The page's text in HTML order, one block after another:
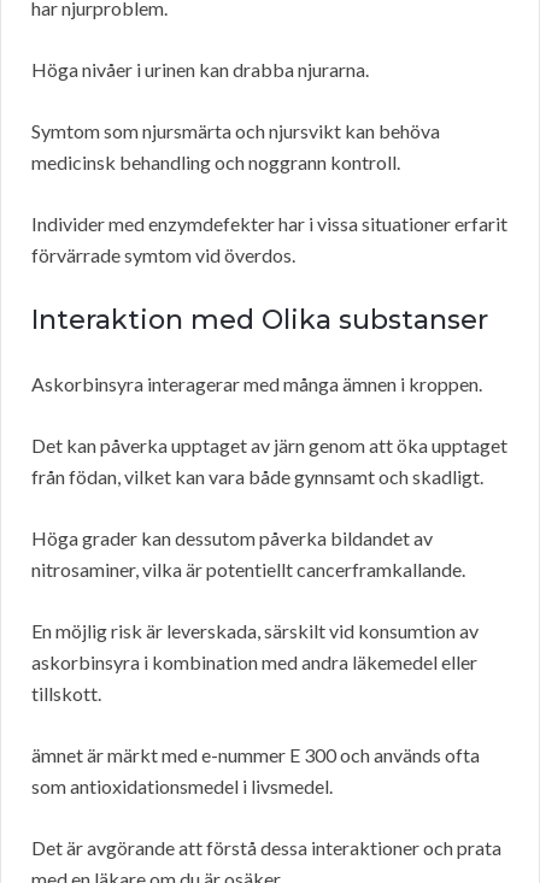
har njurproblem.
Höga nivåer i urinen kan drabba njurarna.
Symtom som njursmärta och njursvikt kan behöva
medicinsk behandling och noggrann kontroll.
Individer med enzymdefekter har i vissa situationer erfarit
förvärrade symtom vid överdos.
Interaktion med Olika substanser
Askorbinsyra interagerar med många ämnen i kroppen.
Det kan påverka upptaget av järn genom att öka upptaget
från födan, vilket kan vara både gynnsamt och skadligt.
Höga grader kan dessutom påverka bildandet av
nitrosaminer, vilka är potentiellt cancerframkallande.
En möjlig risk är leverskada, särskilt vid konsumtion av
askorbinsyra i kombination med andra läkemedel eller
tillskott.
ämnet är märkt med e-nummer E 300 och används ofta
som antioxidationsmedel i livsmedel.
Det är avgörande att förstå dessa interaktioner och prata